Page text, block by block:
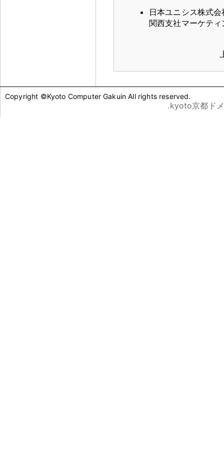
日本ユニシス株式会
関西支社マーケテ
Copyright ©Kyoto Computer Gakuin All rights reserved.
.kyoto京都ド